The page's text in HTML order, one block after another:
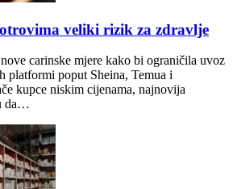
veliki rizik za zdravlje
carinske mjere kako bi ograničila uvoz
platformi poput Sheina, Temua i
kupce niskim cijenama, najnovija
da…